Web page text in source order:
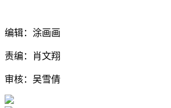
编辑：涂画画
责编：肖文翔
审核：吴雪倩